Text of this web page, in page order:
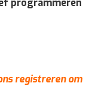
programmeren
registreren om